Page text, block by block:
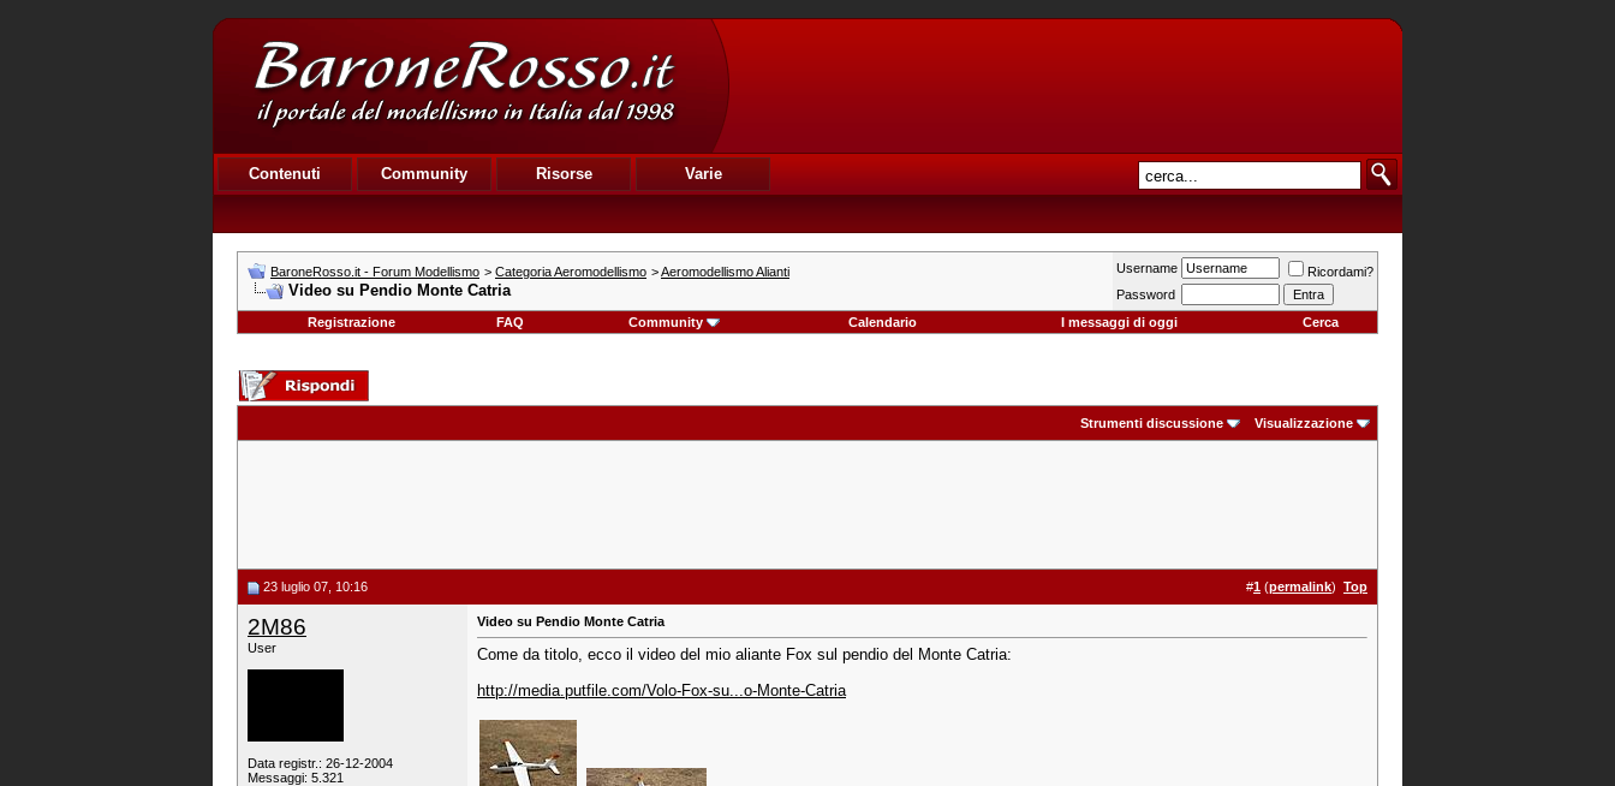
Contenuti Community Risorse Varie
BaroneRosso.it - Forum Modellismo > Categoria Aeromodellismo >Aeromodellismo Alianti
Video su Pendio Monte Catria
Username
Ricordami?
Password
Registrazione
FAQ Community Calendario I messaggi di oggi Cerca
Strumenti discussione Visualizzazione
23 luglio 07, 10:16 #1 (permalink) Top
2M86
User
Data registr.: 26-12-2004
Messaggi: 5.321
Video su Pendio Monte Catria
Come da titolo, ecco il video del mio aliante Fox sul pendio del Monte Catria:
http://media.putfile.com/Volo-Fox-su...o-Monte-Catria